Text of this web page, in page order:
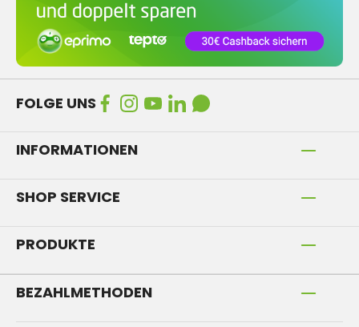
FOLGE UNS
INFORMATIONEN
SHOP SERVICE
PRODUKTE
BEZAHLMETHODEN